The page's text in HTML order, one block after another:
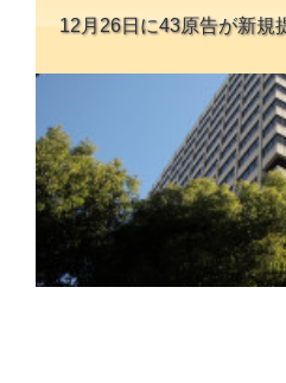
12月26日に43原告が新規